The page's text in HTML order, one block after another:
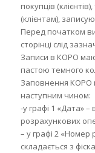
покупців
(клієнтам),
Перед початком
сторінці слід
Записи в КОРО
пастою темного
Заповнення КОРО
наступним чином:
-у графі 1 «Дата»
розрахункових
– у графі 2 «Номер
складається з